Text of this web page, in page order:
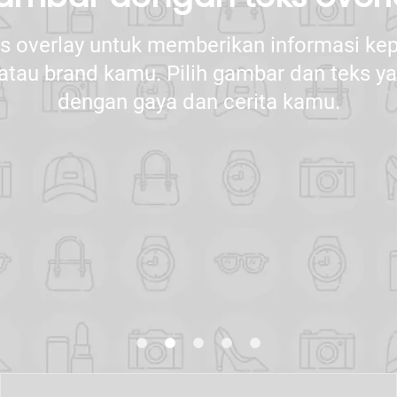
overlay untuk memberikan informasi
brand kamu. Pilih gambar dan teks
dengan gaya dan cerita kamu.
lens lens lens lens lens